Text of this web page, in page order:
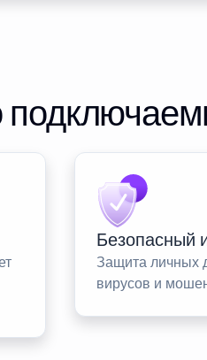
Безопасный
Защита личных
вирусов и